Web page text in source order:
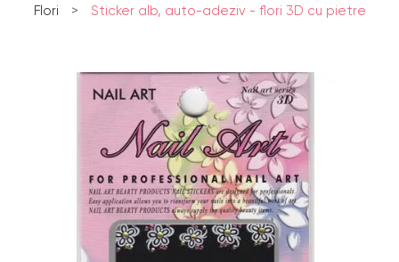
Flori
> Sticker alb, auto-adeziv - flori 3D cu pietre